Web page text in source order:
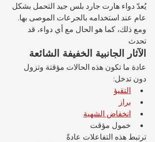
يُعدّ دواء هارت جارد بلس جيد التحمل بشكل
عام عند استخدامه بالجرعات الموصى بها.
ومع ذلك، كما هو الحال مع أي دواء، قد
تحدث
الآثار الجانبية الخفيفة الشائعة
عادة ما تكون هذه الحالات مؤقتة وتزول
دون تدخل:
التقيؤ
براز
انخفاض الشهية
خمول مؤقت
ترتبط هذه التفاعلات عادةً